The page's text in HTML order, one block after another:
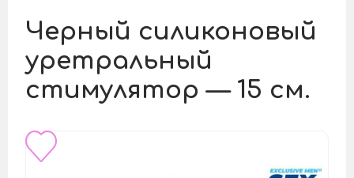
Черный силиконовый
уретральный
стимулятор — 15 см.